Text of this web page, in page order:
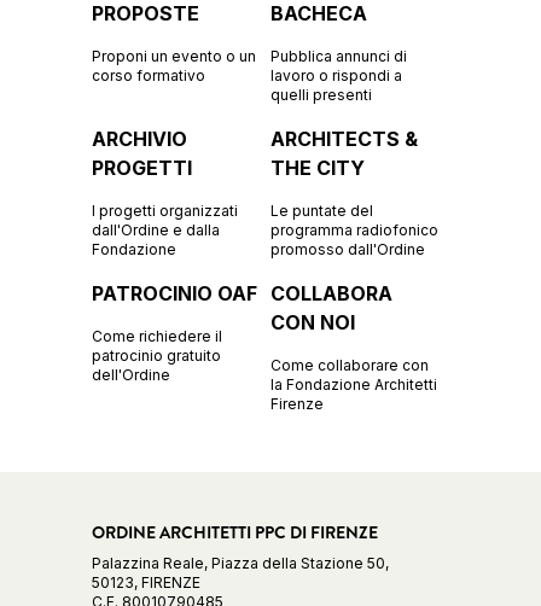
PROPOSTE
Proponi un evento o un
corso formativo
BACHECA
Pubblica annunci di
lavoro o rispondi a
quelli presenti
ARCHIVIO
PROGETTI
I progetti organizzati
dall'Ordine e dalla
Fondazione
ARCHITECTS &
THE CITY
Le puntate del
programma radiofonico
promosso dall'Ordine
PATROCINIO OAF
Come richiedere il
patrocinio gratuito
dell'Ordine
COLLABORA
CON NOI
Come collaborare con
la Fondazione Architetti
Firenze
ORDINE ARCHITETTI PPC DI FIRENZE
Palazzina Reale, Piazza della Stazione 50,
50123, FIRENZE
C.F. 80010790485